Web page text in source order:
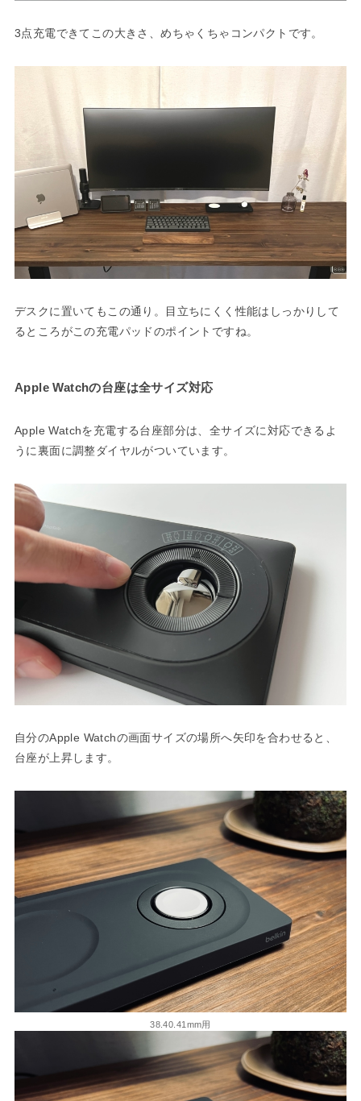
3点充電できてこの大きさ、めちゃくちゃコンパクトです。
デスクに置いてもこの通り。目立ちにくく性能はしっかりして
るところがこの充電パッドのポイントですね。
Apple Watchの台座は全サイズ対応
Apple Watchを充電する台座部分は、全サイズに対応できるよ
うに裏面に調整ダイヤルがついています。
自分のApple Watchの画面サイズの場所へ矢印を合わせると、
台座が上昇します。
38.40.41mm用